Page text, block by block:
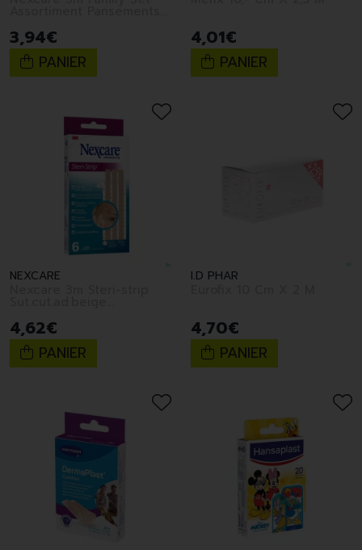
3,94€
PANIER
4,01€
PANIER
NEXCARE
4,62€
PANIER
I.D PHAR
4,70€
PANIER